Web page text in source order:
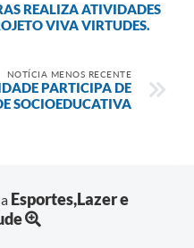
REALIZA ATIVIDADES
VIVA VIRTUDES.
NOTÍCIA MENOS RECENTE
PARTICIPA DE
SOCIOEDUCATIVA
Esportes,Lazer e